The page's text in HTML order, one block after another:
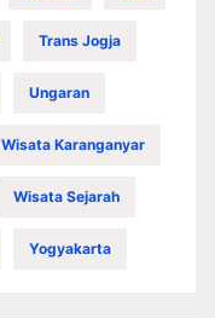
Trans Jogja
Ungaran
Wisata Karanganyar
Wisata Sejarah
Yogyakarta